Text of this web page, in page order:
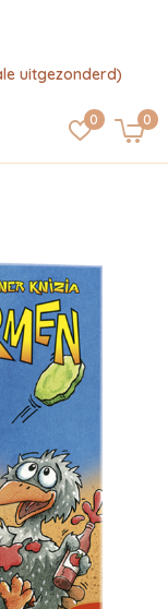
0 0
uitgezonderd)